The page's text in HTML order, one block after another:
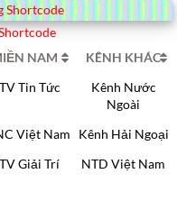
Shortcode
NAM
KÊNH KHÁC
Tin Tức
Kênh Nước
Ngoài
Việt Nam
Kênh Hải Ngoại
Giải Trí NTD Việt Nam